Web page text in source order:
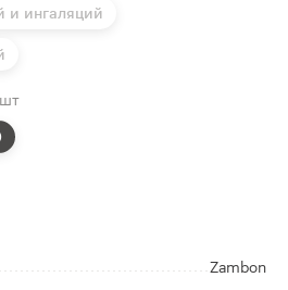
и ингаляций
Zambon